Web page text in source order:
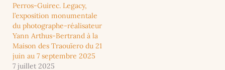
Perros-Guirec. Legacy,
l’exposition monumentale
du photographe-réalisateur
Yann Arthus-Bertrand à la
Maison des Traouïero du 21
juin au 7 septembre 2025
7 juillet 2025